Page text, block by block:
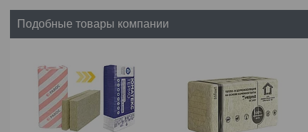
Подобные товары компании